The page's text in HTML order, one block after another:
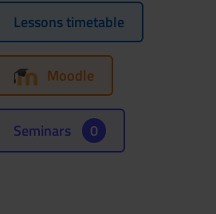
Lessons timetable
Moodle
Seminars 0